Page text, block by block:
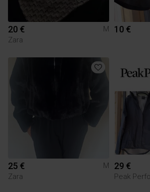
20 €
M
Zara
10 €
25 €
M
Zara
29 €
Peak